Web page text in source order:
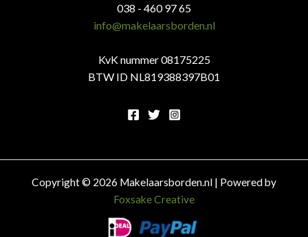
038 - 460 97 65
info@makelaarsborden.nl
KvK nummer 08175225
BTW ID NL819388397B01
Copyright © 2026 Makelaarsborden.nl | Powered by
Foxsake Creative